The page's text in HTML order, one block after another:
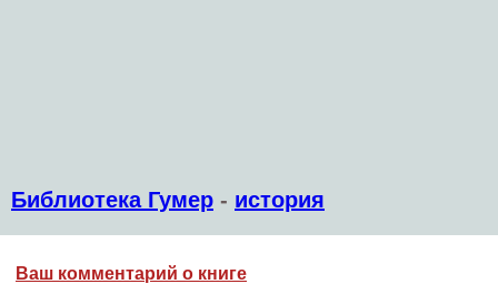
Библиотека Гумер - история
Ваш комментарий о книге